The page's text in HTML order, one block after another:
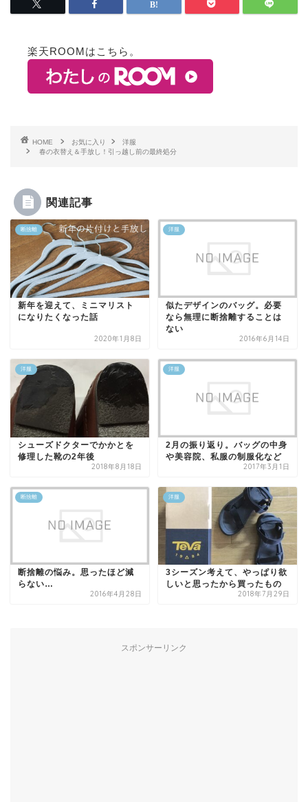
楽天ROOMはこちら。
HOME お気に入り
洋服
春の衣替え＆手放し！引っ越し前の最終処分
関連記事
断捨離
新年を迎えて、ミニマリスト
になりたくなった話
2020年1月8日
洋服
似たデザインのバッグ。必要
なら無理に断捨離することは
ない
2016年6月14日
洋服
シューズドクターでかかとを
修理した靴の2年後
2018年8月18日
洋服
2月の振り返り。バッグの中身
や美容院、私服の制服化など
2017年3月1日
断捨離
断捨離の悩み。思ったほど減
らない…
2016年4月28日
洋服
3シーズン考えて、やっぱり欲
しいと思ったから買ったもの
2018年7月29日
スポンサーリンク